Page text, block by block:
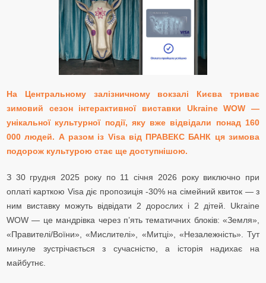
На Центральному залізничному вокзалі Києва триває
зимовий сезон інтерактивної виставки UkraineWOW —
унікальної культурної події, яку вже відвідали понад 160
000 людей. А разом із Visa від ПРАВЕКС БАНК ця зимова
подорож культурою стає ще доступнішою.
З 30 грудня 2025 року по 11 січня 2026 року виключно при
оплаті карткою Visa діє пропозиція -30% на сімейний квиток — з
ним виставку можуть відвідати 2 дорослих і 2 дітей. Ukraine
WOW — це мандрівка через п’ять тематичних блоків: «Земля»,
«Правителі/Воїни», «Мислителі», «Митці», «Незалежність». Тут
минуле зустрічається з сучасністю, а історія надихає на
майбутнє.